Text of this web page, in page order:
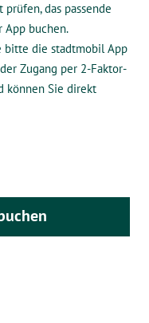
das passende
App buchen.
bitte die stadtmobil App
Zugang per 2-Faktor-
können Sie direkt